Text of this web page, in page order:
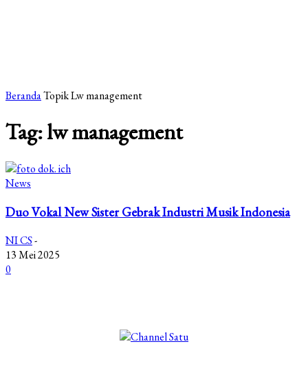
BerandaTopikLw management
Tag: lw management
News
Duo Vokal New Sister Gebrak Industri Musik Indonesia
NI CS-
13 Mei 2025
0